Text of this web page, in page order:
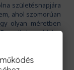
születésnapjára
ahol szomorúan
olyan méretben
oldalra.
többféle minta
ki is szállították.